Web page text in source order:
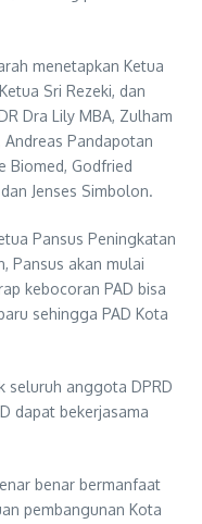
menetapkan Ketua
Sri Rezeki, dan
Dra Lily MBA, Zulham
Andreas Pandapotan
Biomed, Godfried
Jenses Simbolon.
Pansus Peningkatan
Pansus akan mulai
kebocoran PAD bisa
sehingga PAD Kota
seluruh anggota DPRD
dapat bekerjasama
benar bermanfaat
pembangunan Kota